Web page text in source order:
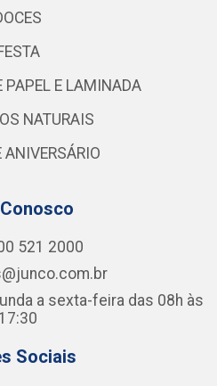
PAPEL E LAMINADA
NATURAIS
ANIVERSÁRIO
521 2000
a sexta-feira das 08h às
17:30
Sociais